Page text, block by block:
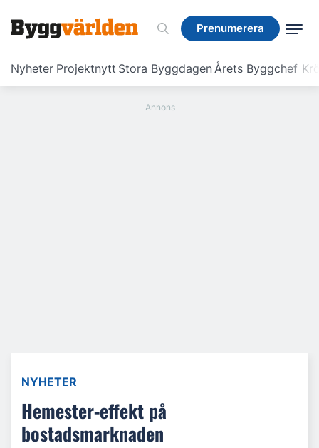
Prenumerera
Nyheter Projektnytt Stora ByggdagenÅrets Byggchef
Prenumerera
NYHETER
Hemester-effekt på
bostadsmarknaden